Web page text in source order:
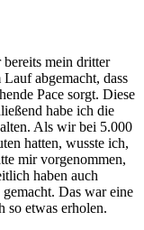
mein dritter
abgemacht, dass
Pace sorgt. Diese
habe ich die
Als wir bei 5.000
hatten, wusste ich,
mir vorgenommen,
haben auch
Das war eine
so etwas erholen.